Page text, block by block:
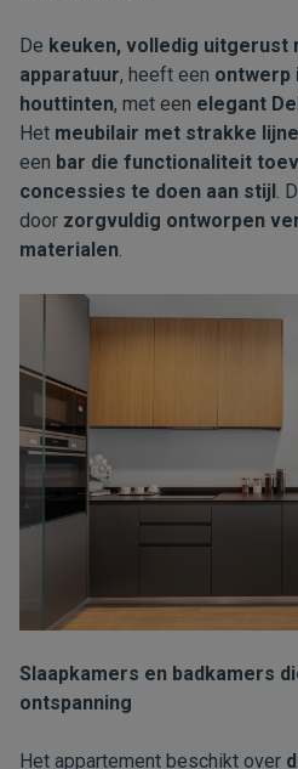
De keuken, volledig uitgerust
apparatuur, heeft een ontwerp
houttinten, met een elegant
Het meubilair met strakke
een bar die functionaliteit
concessies te doen aan stijl .
door zorgvuldig ontworpen
materialen
Slaapkamers en badkamers
ontspanning
Het appartement beschikt over